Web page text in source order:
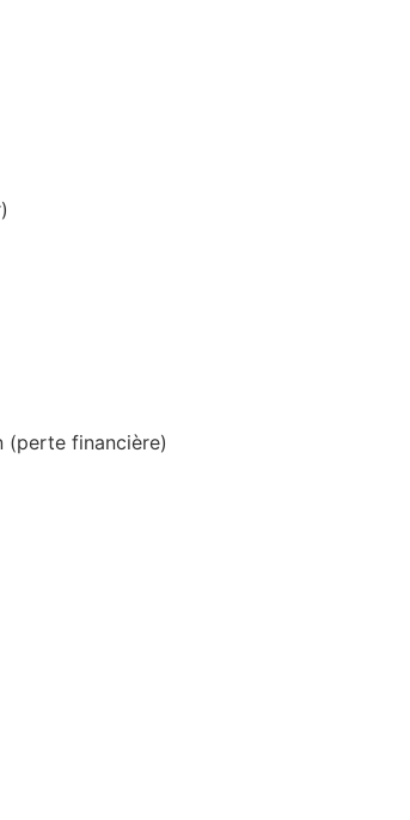
(perte financière)